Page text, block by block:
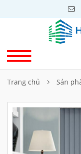
Trang chủ Sản